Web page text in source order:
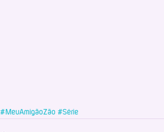
#MeuAmigãoZão #Série